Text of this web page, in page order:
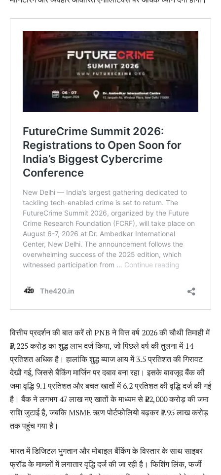
वित्तीय प्रदर्शन की बात करें तो PNB ने वित्त वर्ष 2026 की चौथी तिमाही में
₹5,225 करोड़ का शुद्ध लाभ दर्ज किया, जो पिछले वर्ष की तुलना में 14
प्रतिशत अधिक है। हालांकि शुद्ध ब्याज आय में 3.5 प्रतिशत की गिरावट
देखी गई, जिससे बैंकिंग मार्जिन पर दबाव बना रहा। इसके बावजूद बैंक की
जमा वृद्धि 9.1 प्रतिशत और बचत खातों में 6.2 प्रतिशत की वृद्धि दर्ज की गई
है। बैंक ने लगभग 47 लाख नए खातों के माध्यम से ₹22,000 करोड़ की जमा
राशि जुटाई है, जबकि MSME ऋण पोर्टफोलियो बढ़कर ₹1.95 लाख करोड़
तक पहुंच गया है।
भारत में डिजिटल भुगतान और मोबाइल बैंकिंग के विस्तार के साथ साइबर
फ्रॉड के मामलों में लगातार वृद्धि दर्ज की जा रही है। फिशिंग लिंक, फर्जी